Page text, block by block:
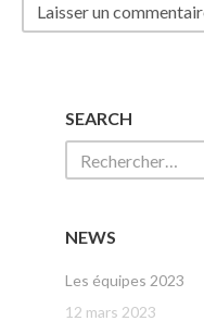
SEARCH
NEWS
Les équipes 2023
12 mars 2023